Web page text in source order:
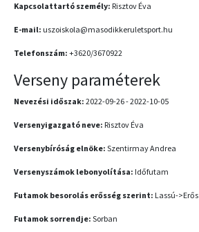
Kapcsolattartó személy: Risztov Éva
E-mail: uszoiskola@masodikkeruletsport.hu
Telefonszám: +3620/3670922
Verseny paraméterek
Nevezési időszak: 2022-09-26 - 2022-10-05
Versenyigazgató neve: Risztov Éva
Versenybíróság elnöke: Szentirmay Andrea
Versenyszámok lebonyolítása: Időfutam
Futamok besorolás erősség szerint: Lassú->Erős
Futamok sorrendje: Sorban